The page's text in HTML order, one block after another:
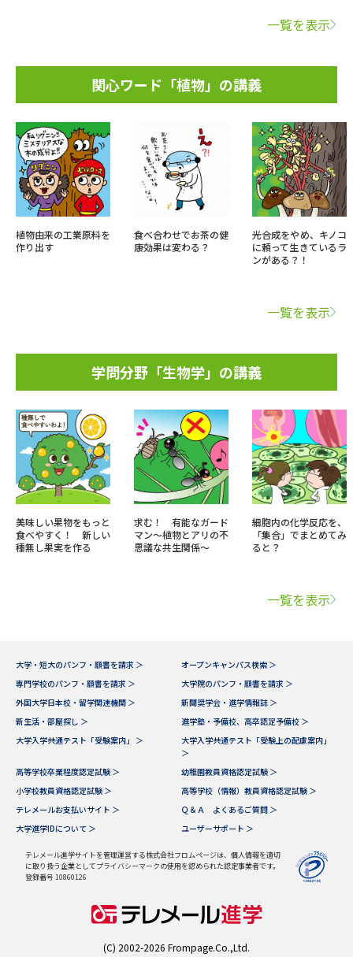
一覧を表示
関心ワード「植物」の講義
植物由来の工業原料を
作り出す
食べ合わせでお茶の健
康効果は変わる？
光合成をやめ、キノコ
に頼って生きているラ
ンがある？！
一覧を表示
学問分野「生物学」の講義
美味しい果物をもっと
食べやすく！ 新しい
種無し果実を作る
求む！ 有能なガード
マン～植物とアリの不
思議な共生関係～
細胞内の化学反応を、
「集合」でまとめてみ
ると？
一覧を表示
大学・短大のパンフ・願書を請求 ＞
オープンキャンパス検索 ＞
専門学校のパンフ・願書を請求 ＞
大学院のパンフ・願書を請求 ＞
外国大学日本校・留学関連機関 ＞
新聞奨学会・進学情報誌 ＞
新生活・部屋探し ＞
進学塾・予備校、高卒認定予備校 ＞
大学入学共通テスト「受験案内」 ＞
大学入学共通テスト「受験上の配慮案内」
＞
高等学校卒業程度認定試験 ＞
幼稚園教員資格認定試験 ＞
小学校教員資格認定試験 ＞
高等学校（情報）教員資格認定試験 ＞
テレメールお支払いサイト ＞
Ｑ＆Ａ よくあるご質問 ＞
大学進学IDについて ＞
ユーザーサポート ＞
テレメール進学サイトを管理運営する株式会社フロムページは、個人情報を適切
に取り扱う企業としてプライバシーマークの使用を認められた認定事業者です。
登録番号 10860126
(C) 2002-2026 Frompage.Co.,Ltd.